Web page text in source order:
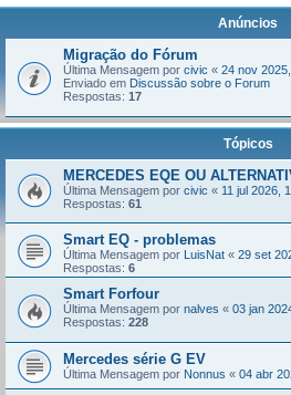
Anúncios
Migração do Fórum
Última Mensagem por civic « 24 nov
Enviado em Discussão sobre o Forum
Respostas: 17
Tópicos
MERCEDES EQE OU
Última Mensagem por civic « 11 jul 2026,
Respostas: 61
Smart EQ - problemas
Última Mensagem por LuisNat « 29 set
Respostas: 6
Smart Forfour
Última Mensagem por nalves « 03 jan
Respostas: 228
Mercedes série G EV
Última Mensagem por Nonnus « 04 abr